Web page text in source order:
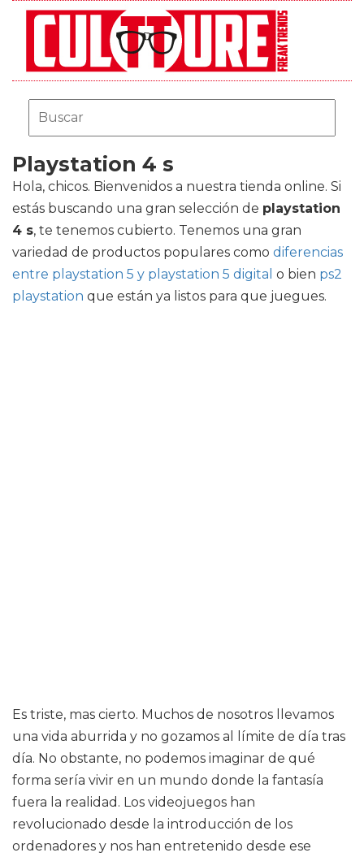
Playstation 4 s
Hola, chicos. Bienvenidos a nuestra tienda online. Si
estás buscando una gran selección de playstation
4 s, te tenemos cubierto. Tenemos una gran
variedad de productos populares como diferencias
entre playstation 5 y playstation 5 digital o bien ps2
playstation que están ya listos para que juegues.
Es triste, mas cierto. Muchos de nosotros llevamos
una vida aburrida y no gozamos al límite de día tras
día. No obstante, no podemos imaginar de qué
forma sería vivir en un mundo donde la fantasía
fuera la realidad. Los videojuegos han
revolucionado desde la introducción de los
ordenadores y nos han entretenido desde ese